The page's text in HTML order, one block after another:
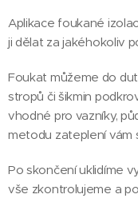
Aplikace foukané
ji dělat za jakéhokoliv
Foukat můžeme do
stropů či šikmin
vhodné pro vazníky,
metodu zateplení vám
Po skončení uklidíme
vše zkontrolujeme a